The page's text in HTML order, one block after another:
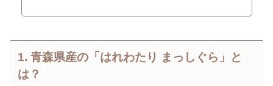
1. 青森県産の「はれわたり まっしぐら」と
は？